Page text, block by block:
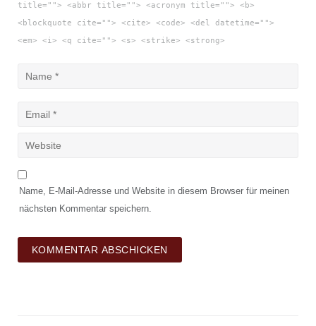
title=""> <abbr title=""> <acronym title=""> <b>
<blockquote cite=""> <cite> <code> <del datetime="">
<em> <i> <q cite=""> <s> <strike> <strong>
Name, E-Mail-Adresse und Website in diesem Browser für meinen
nächsten Kommentar speichern.